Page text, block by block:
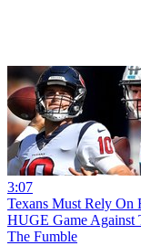
3:07
Texans Must Rely
HUGE Game Against
The Fumble